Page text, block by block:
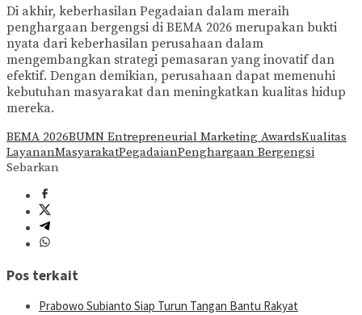
Di akhir, keberhasilan Pegadaian dalam meraih
penghargaan bergengsi di BEMA 2026 merupakan bukti
nyata dari keberhasilan perusahaan dalam
mengembangkan strategi pemasaran yang inovatif dan
efektif. Dengan demikian, perusahaan dapat memenuhi
kebutuhan masyarakat dan meningkatkan kualitas hidup
mereka.
BEMA 2026BUMN Entrepreneurial Marketing AwardsKualitas
LayananMasyarakatPegadaianPenghargaan Bergengsi
Sebarkan
Pos terkait
Prabowo Subianto Siap Turun Tangan Bantu Rakyat